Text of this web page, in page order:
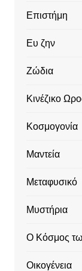
Επιστήμη
Ευ ζην
Ζώδια
Κινέζικο
Κοσμογονία
Μαντεία
Μεταφυσικό
Μυστήρια
Ο Κόσμος
Οικογένεια